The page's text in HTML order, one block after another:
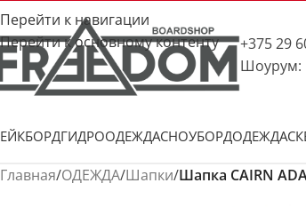
Перейти к навигации
Перейти к основному контенту
+375 29
Шоурум:
ГИДРООДЕЖДАСНОУБОРДОДЕЖДА
Главная/ОДЕЖДА/Шапки/Шапка CAIRN